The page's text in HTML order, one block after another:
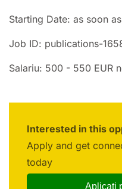
Starting Date: as soon
Job ID: publications-
Salariu: 500 - 550 EUR
Interested in this
Apply and get
today
Aplicați